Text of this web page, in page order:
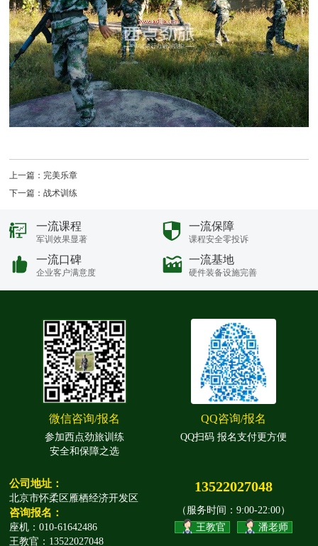
上一篇：完美乐章
下一篇：战术训练
一流课程
军训效果显著
一流保障
课程安全零投诉
一流口碑
企业客户满意度
一流基地
硬件装备设施完善
微信咨询/报名
参加西点劲旅训练
安全和保障之选
QQ咨询/报名
QQ扫码 报名支付更方便
公司地址：
北京市怀柔区雁栖经济开发区
咨询报名：
座机：010-61642486
王教官：13522027048
13522027048
（服务时间：9:00-22:00）
王教官
潘老师